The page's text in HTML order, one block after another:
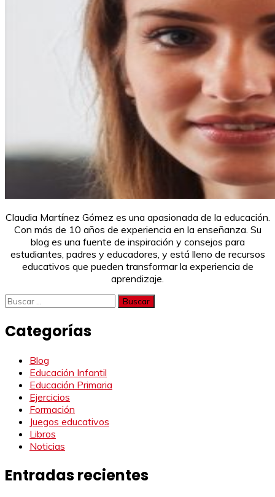
Claudia Martínez Gómez es una apasionada de la educación.
Con más de 10 años de experiencia en la enseñanza. Su
blog es una fuente de inspiración y consejos para
estudiantes, padres y educadores, y está lleno de recursos
educativos que pueden transformar la experiencia de
aprendizaje.
Buscar:
Categorías
Blog
Educación Infantil
Educación Primaria
Ejercicios
Formación
Juegos educativos
Libros
Noticias
Entradas recientes